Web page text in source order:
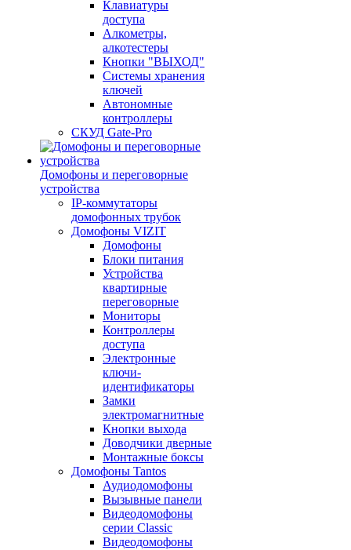
Клавиатуры
доступа
Алкометры,
алкотестеры
Кнопки "ВЫХОД"
Системы хранения
ключей
Автономные
контроллеры
СКУД Gate-Pro
Домофоны и переговорные
устройства
IP-коммутаторы
домофонных трубок
Домофоны VIZIT
Домофоны
Блоки питания
Устройства
квартирные
переговорные
Мониторы
Контроллеры
доступа
Электронные
ключи-
идентификаторы
Замки
электромагнитные
Кнопки выхода
Доводчики дверные
Монтажные боксы
Домофоны Tantos
Аудиодомофоны
Вызывные панели
Видеодомофоны
серии Classic
Видеодомофоны